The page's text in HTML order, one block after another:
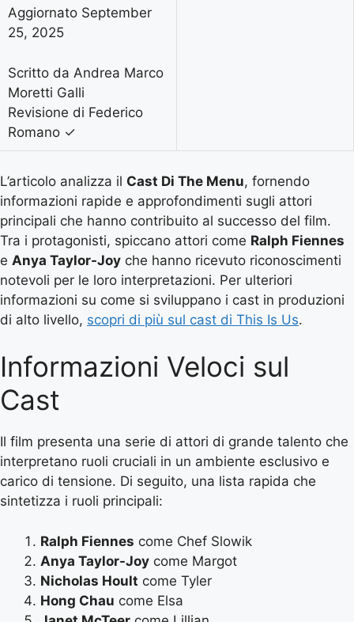
Aggiornato September
25, 2025
Scritto da Andrea Marco
Moretti Galli
Revisione di Federico
Romano ✓
L’articolo analizza il Cast Di The Menu, fornendo
informazioni rapide e approfondimenti sugli attori
principali che hanno contribuito al successo del film.
Tra i protagonisti, spiccano attori come Ralph Fiennes
e Anya Taylor-Joy che hanno ricevuto riconoscimenti
notevoli per le loro interpretazioni. Per ulteriori
informazioni su come si sviluppano i cast in produzioni
di alto livello, scopri di più sul cast di This Is Us.
Informazioni Veloci sul
Cast
Il film presenta una serie di attori di grande talento che
interpretano ruoli cruciali in un ambiente esclusivo e
carico di tensione. Di seguito, una lista rapida che
sintetizza i ruoli principali:
Ralph Fiennes come Chef Slowik
Anya Taylor-Joy come Margot
Nicholas Hoult come Tyler
Hong Chau come Elsa